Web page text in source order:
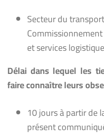
Secteur du
et services
Délai dans lequel les
faire connaître leurs
10 jours à partir de
présent